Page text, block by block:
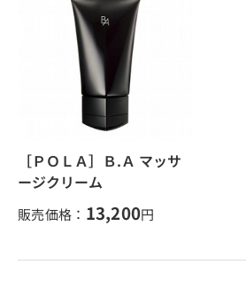
［ＰＯＬＡ］Ｂ.Ａ マッサ
ージクリーム
販売価格： 13,200円